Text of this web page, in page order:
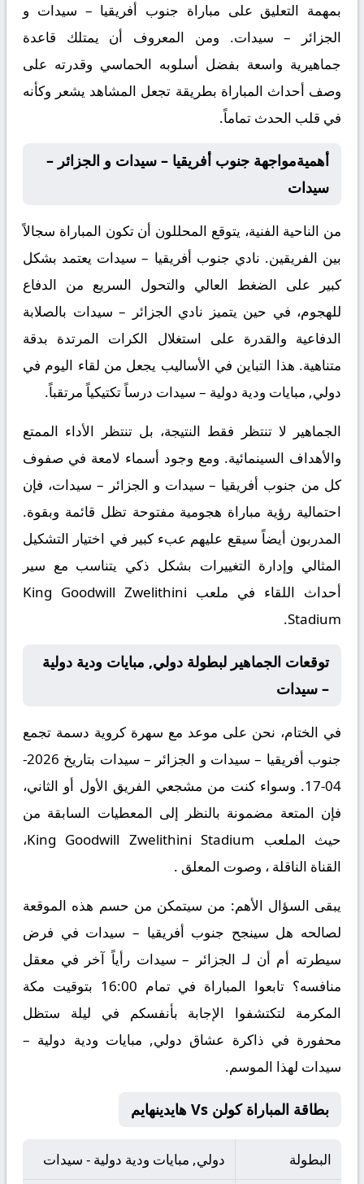
بمهمة التعليق على مباراة جنوب أفريقيا – سيدات و
الجزائر – سيدات. ومن المعروف أن يمتلك قاعدة
جماهيرية واسعة بفضل أسلوبه الحماسي وقدرته على
وصف أحداث المباراة بطريقة تجعل المشاهد يشعر وكأنه
في قلب الحدث تماماً.
أهميةمواجهة جنوب أفريقيا – سيدات و الجزائر –
سيدات
من الناحية الفنية، يتوقع المحللون أن تكون المباراة سجالاً
بين الفريقين. نادي جنوب أفريقيا – سيدات يعتمد بشكل
كبير على الضغط العالي والتحول السريع من الدفاع
للهجوم، في حين يتميز نادي الجزائر – سيدات بالصلابة
الدفاعية والقدرة على استغلال الكرات المرتدة بدقة
متناهية. هذا التباين في الأساليب يجعل من لقاء اليوم في
دولي, مبايات ودية دولية – سيدات درساً تكتيكياً مرتقباً.
الجماهير لا تنتظر فقط النتيجة، بل تنتظر الأداء الممتع
والأهداف السينمائية. ومع وجود أسماء لامعة في صفوف
كل من جنوب أفريقيا – سيدات و الجزائر – سيدات، فإن
احتمالية رؤية مباراة هجومية مفتوحة تظل قائمة وبقوة.
المدربون أيضاً سيقع عليهم عبء كبير في اختيار التشكيل
المثالي وإدارة التغييرات بشكل ذكي يتناسب مع سير
أحداث اللقاء في ملعب King Goodwill Zwelithini
Stadium.
توقعات الجماهير لبطولة دولي, مبايات ودية دولية
– سيدات
في الختام، نحن على موعد مع سهرة كروية دسمة تجمع
جنوب أفريقيا – سيدات و الجزائر – سيدات بتاريخ 2026-
04-17. وسواء كنت من مشجعي الفريق الأول أو الثاني،
فإن المتعة مضمونة بالنظر إلى المعطيات السابقة من
حيث الملعب King Goodwill Zwelithini Stadium،
القناة الناقلة ، وصوت المعلق .
يبقى السؤال الأهم: من سيتمكن من حسم هذه الموقعة
لصالحه هل سينجح جنوب أفريقيا – سيدات في فرض
سيطرته أم أن لـ الجزائر – سيدات رأياً آخر في معقل
منافسه؟ تابعوا المباراة في تمام 16:00 بتوقيت مكة
المكرمة لتكتشفوا الإجابة بأنفسكم في ليلة ستظل
محفورة في ذاكرة عشاق دولي, مبايات ودية دولية –
سيدات لهذا الموسم.
بطاقة المباراة كولن Vs هايدينهايم
البطولة دولي, مبايات ودية دولية - سيدات